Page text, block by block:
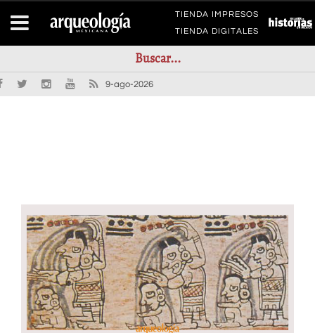
TIENDA IMPRESOS
TIENDA DIGITALES
9-ago-2026